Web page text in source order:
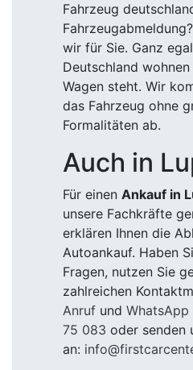
Fahrzeug
wir für Sie. Ganz
Deutschland
Wagen steht. Wir
das Fahrzeug ohne
Formalitäten ab.
Auch in
Für einen Ankauf in
unsere Fachkräfte
erklären Ihnen die
Autoankauf. Haben
Fragen, nutzen Sie
zahlreichen
Anruf und WhatsApp
75 083 oder senden
an: